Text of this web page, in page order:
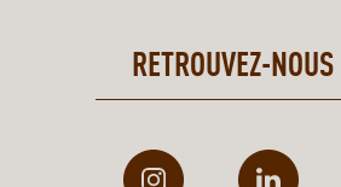
RETROUVEZ-